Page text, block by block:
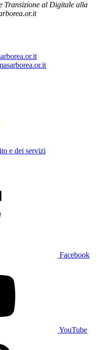
Transizione al Digitale alla
e dei servizi
Facebook
YouTube